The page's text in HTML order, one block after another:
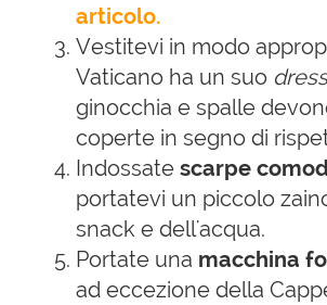
articolo.
Vestitevi in modo
Vaticano ha un suo
ginocchia e spalle
coperte in segno di
Indossate scarpe
portatevi un piccolo
snack e dell'acqua.
Portate una macchina
ad eccezione della